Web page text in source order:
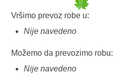
Vršimo prevoz robe u:
Nije navedeno
Možemo da prevozimo robu:
Nije navedeno